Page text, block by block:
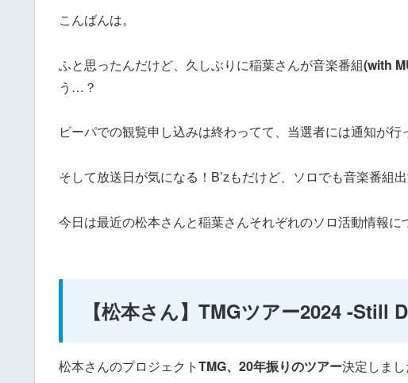
こんばんは。
ふと思ったんだけど、久しぶりに稲葉さんが音楽番組(with
う…？
ビーパでの観覧申し込みは終わってて、当選者には通知が行
そして放送日が気になる！B’zもだけど、ソロでも音楽番組
今日は最近の松本さんと稲葉さんそれぞれのソロ活動情報に
【松本さん】TMGツアー2024 -Still
松本さんのプロジェクトTMG、20年振りのツアー決定しまし